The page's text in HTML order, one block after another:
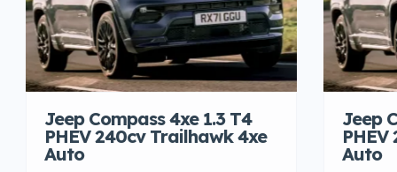
Jeep Compass 4xe 1.3 T4
PHEV 240cv Trailhawk 4xe
Auto
Jeep
Auto